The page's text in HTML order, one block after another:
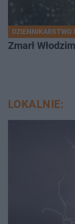
DZIENNIKARSTWO
Zmarł
LOKALNIE: